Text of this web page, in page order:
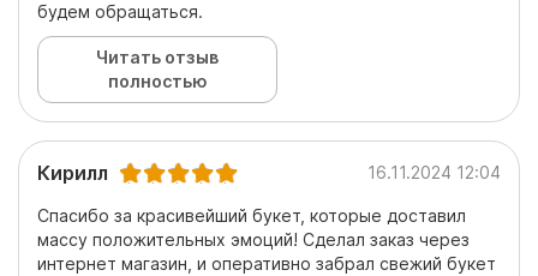
будем обращаться.
Читать отзыв
полностью
Кирилл 16.11.2024 12:04
Спасибо за красивейший букет, которые доставил
массу положительных эмоций! Сделал заказ через
интернет магазин, и оперативно забрал свежий букет